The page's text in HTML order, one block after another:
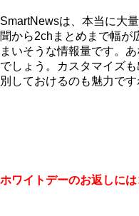
SmartNewsは、本当に大
聞から2chまとめまで幅が
まいそうな情報量です。
でしょう。カスタマイズ
別しておけるのも魅力です
ホワイトデーのお返しには